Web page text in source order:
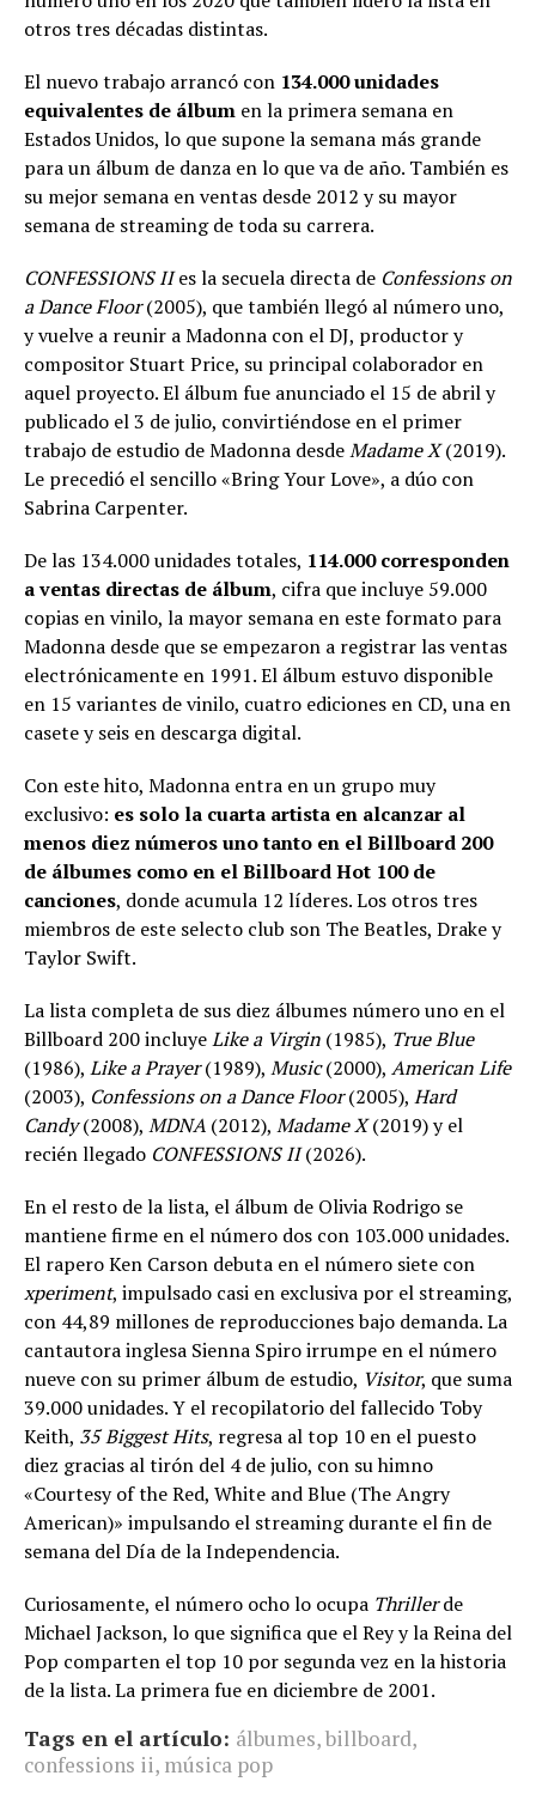
otros tres décadas distintas.
El nuevo trabajo arrancó con 134.000 unidades
equivalentes de álbum en la primera semana en
Estados Unidos, lo que supone la semana más grande
para un álbum de danza en lo que va de año. También es
su mejor semana en ventas desde 2012 y su mayor
semana de streaming de toda su carrera.
CONFESSIONS IIes la secuela directa de Confessions on
a Dance Floor(2005), que también llegó al número uno,
y vuelve a reunir a Madonna con el DJ, productor y
compositor Stuart Price, su principal colaborador en
aquel proyecto. El álbum fue anunciado el 15 de abril y
publicado el 3 de julio, convirtiéndose en el primer
trabajo de estudio de Madonna desdeMadame X(2019).
Le precedió el sencillo «Bring Your Love», a dúo con
Sabrina Carpenter.
De las 134.000 unidades totales, 114.000 corresponden
a ventas directas de álbum, cifra que incluye 59.000
copias en vinilo, la mayor semana en este formato para
Madonna desde que se empezaron a registrar las ventas
electrónicamente en 1991. El álbum estuvo disponible
en 15 variantes de vinilo, cuatro ediciones en CD, una en
casete y seis en descarga digital.
Con este hito, Madonna entra en un grupo muy
exclusivo: es solo la cuarta artista en alcanzar al
menos diez números uno tanto en el Billboard 200
de álbumes como en el Billboard Hot 100 de
canciones, donde acumula 12 líderes. Los otros tres
miembros de este selecto club son The Beatles, Drake y
Taylor Swift.
La lista completa de sus diez álbumes número uno en el
Billboard 200 incluyeLike a Virgin (1985), True Blue
(1986), Like a Prayer(1989), Music(2000), American Life
(2003), Confessions on a Dance Floor(2005), Hard
Candy(2008), MDNA (2012), Madame X(2019) y el
recién llegado CONFESSIONS II(2026).
En el resto de la lista, el álbum de Olivia Rodrigo se
mantiene firme en el número dos con 103.000 unidades.
El rapero Ken Carson debuta en el número siete con
xperiment, impulsado casi en exclusiva por el streaming,
con 44,89 millones de reproducciones bajo demanda. La
cantautora inglesa Sienna Spiro irrumpe en el número
nueve con su primer álbum de estudio, Visitor, que suma
39.000 unidades. Y el recopilatorio del fallecido Toby
Keith, 35 Biggest Hits, regresa al top 10 en el puesto
diez gracias al tirón del 4 de julio, con su himno
«Courtesy of the Red, White and Blue (The Angry
American)» impulsando el streaming durante el fin de
semana del Día de la Independencia.
Curiosamente, el número ocho lo ocupa Thrillerde
Michael Jackson, lo que significa que el Rey y la Reina del
Pop comparten el top 10 por segunda vez en la historia
de la lista. La primera fue en diciembre de 2001.
Tags en el artículo: álbumes,billboard,
confessions ii, música pop